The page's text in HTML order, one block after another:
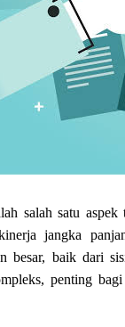
salah satu
jangka
besar, baik dari
penting